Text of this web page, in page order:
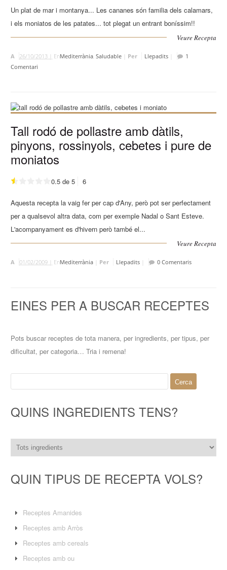
Un plat de mar i montanya... Les cananes són familia dels calamars,
i els moniatos de les patates... tot plegat un entrant boníssim!!
Veure Recepta
A 26/10/2013 | EnMediterrània ,Saludable Per Llepadits
1
Comentari
Tall rodó de pollastre amb dàtils,
pinyons, rossinyols, cebetes i pure de
moniatos
0.5 de 5 6
Aquesta recepta la vaig fer per cap d'Any, però pot ser perfectament
per a qualsevol altra data, com per exemple Nadal o Sant Esteve.
L'acompanyament es d'hivern però també el...
Veure Recepta
A 01/02/2009 | EnMediterrània Per Llepadits 0 Comentaris
EINES PER A BUSCAR RECEPTES
Pots buscar receptes de tota manera, per ingredients, per tipus, per
dificultat, per categoria… Tria i remena!
QUINS INGREDIENTS TENS?
QUIN TIPUS DE RECEPTA VOLS?
Receptes Amanides
Receptes amb Arròs
Receptes amb cereals
Receptes amb ou